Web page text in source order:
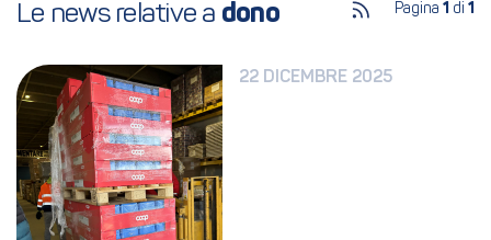
Le news relative a dono Pagina 1 di 1
22 DICEMBRE 2025